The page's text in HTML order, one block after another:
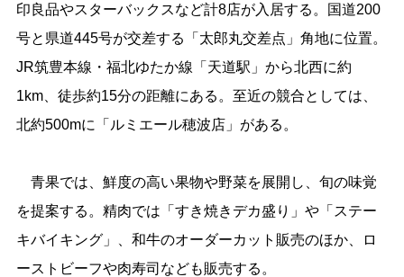
印良品やスターバックスなど計8店が入居する。国道200
号と県道445号が交差する「太郎丸交差点」角地に位置。
JR筑豊本線・福北ゆたか線「天道駅」から北西に約
1km、徒歩約15分の距離にある。至近の競合としては、
北約500mに「ルミエール穂波店」がある。
青果では、鮮度の高い果物や野菜を展開し、旬の味覚
を提案する。精肉では「すき焼きデカ盛り」や「ステー
キバイキング」、和牛のオーダーカット販売のほか、ロ
ーストビーフや肉寿司なども販売する。